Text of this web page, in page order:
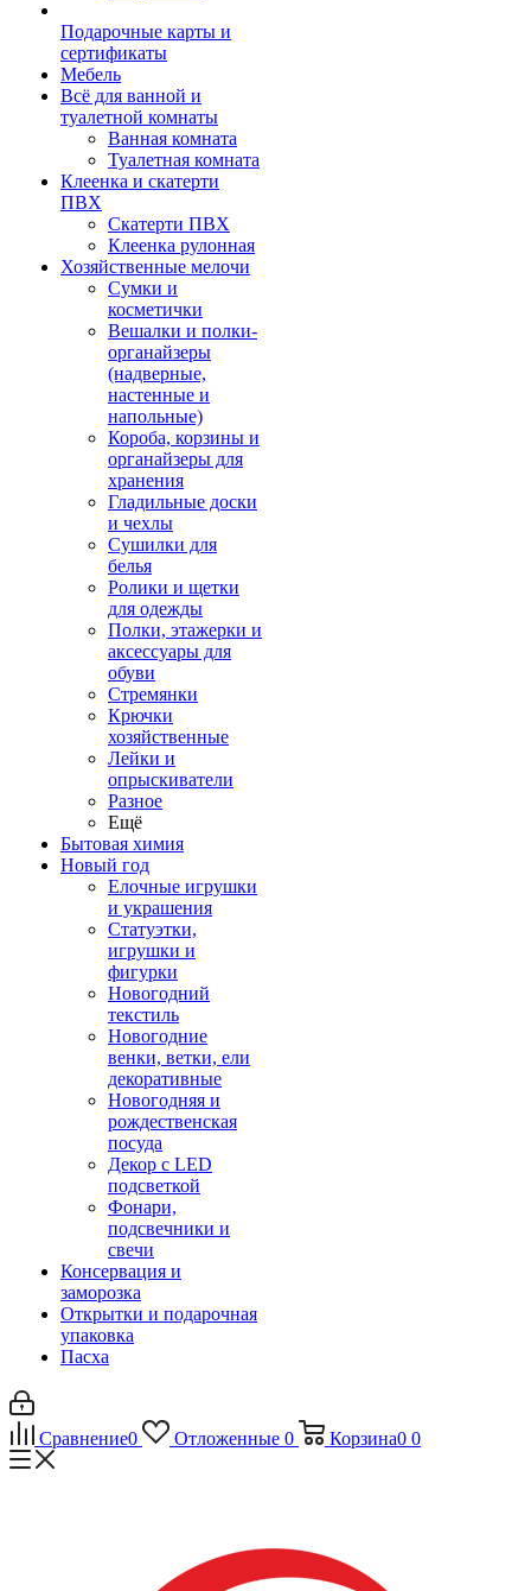
Подарочные карты и
сертификаты
Мебель
Всё для ванной и
туалетной комнаты
Ванная комната
Туалетная комната
Клеенка и скатерти
ПВХ
Скатерти ПВХ
Клеенка рулонная
Хозяйственные мелочи
Сумки и
косметички
Вешалки и полки-
органайзеры
(надверные,
настенные и
напольные)
Короба, корзины и
органайзеры для
хранения
Гладильные доски
и чехлы
Сушилки для
белья
Ролики и щетки
для одежды
Полки, этажерки и
аксессуары для
обуви
Стремянки
Крючки
хозяйственные
Лейки и
опрыскиватели
Разное
Ещё
Бытовая химия
Новый год
Елочные игрушки
и украшения
Статуэтки,
игрушки и
фигурки
Новогодний
текстиль
Новогодние
венки, ветки, ели
декоративные
Новогодняя и
рождественская
посуда
Декор с LED
подсветкой
Фонари,
подсвечники и
свечи
Консервация и
заморозка
Открытки и подарочная
упаковка
Пасха
Сравнение0 Отложенные 0 Корзина0 0